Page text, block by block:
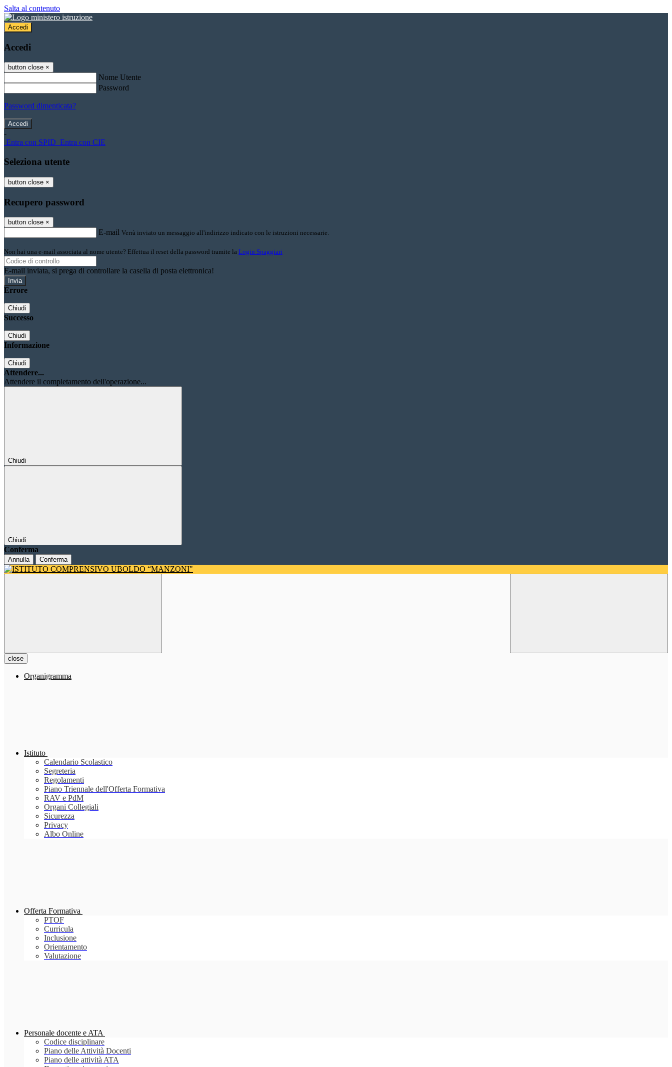
Salta al contenuto
Accedi
Accedi
button close ×
Nome Utente
Password
Password dimenticata?
-
Entra con SPID Entra con CIE
Seleziona utente
button close ×
Recupero password
button close ×
E-mail Verrà inviato un messaggio all'indirizzo indicato con le istruzioni necessarie.
Non hai una e-mail associata al nome utente? Effettua il reset della password tramite la Login Spaggiari
E-mail inviata, si prega di controllare la casella di posta elettronica!
Errore
Chiudi
Successo
Chiudi
Informazione
Chiudi
Attendere...
Attendere il completamento dell'operazione...
Chiudi
Chiudi
Conferma
Annulla Conferma
close
Organigramma
Istituto
Calendario Scolastico
Segreteria
Regolamenti
Piano Triennale dell'Offerta Formativa
RAV e PdM
Organi Collegiali
Sicurezza
Privacy
Albo Online
Offerta Formativa
PTOF
Curricula
Inclusione
Orientamento
Valutazione
Personale docente e ATA
Codice disciplinare
Piano delle Attività Docenti
Piano delle attività ATA